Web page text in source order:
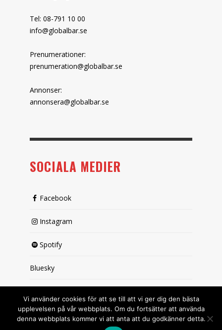
Tel: 08-791 10 00
info@globalbar.se
Prenumerationer:
prenumeration@globalbar.se
Annonser:
annonsera@globalbar.se
SOCIALA MEDIER
Facebook
Instagram
Spotify
Bluesky
Vi använder cookies för att se till att vi ger dig den bästa
upplevelsen på vår webbplats. Om du fortsätter att använda
denna webbplats kommer vi att anta att du godkänner detta.